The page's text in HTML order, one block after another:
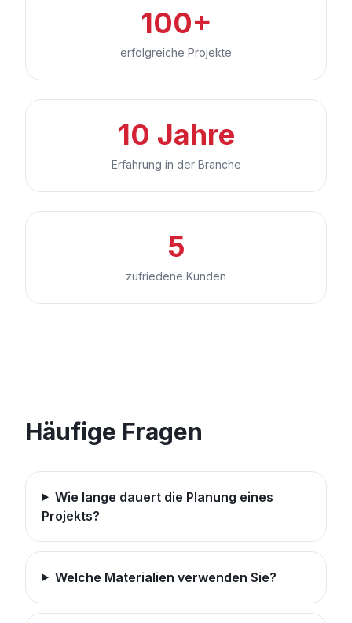
100+
erfolgreiche Projekte
10 Jahre
Erfahrung in der Branche
5
zufriedene Kunden
Häufige Fragen
Wie lange dauert die Planung eines
Projekts?
Welche Materialien verwenden Sie?